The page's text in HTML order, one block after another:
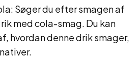
Søger du efter smagen af
med cola-smag. Du kan
hvordan denne drik smager,